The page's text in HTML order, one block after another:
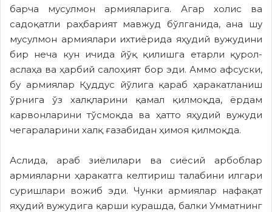
барча мусулмон армияларига. Агар холис ва
садоқатли раҳбарият мавжуд бўлганида, ана шу
мусулмон армиялари ихтиёрида яҳудий вужудини
бир неча кун ичида йўқ қилишга етарли қурол-
аслаҳа ва ҳарбий салоҳият бор эди. Аммо афсуски,
бу армиялар Қуддус йўлига қараб ҳаракатланиш
ўрнига ўз халқларини қамал қилмоқда, ёрдам
карвонларини тўсмоқда ва ҳатто яҳудий вужуди
чегараларини халқ ғазабидан ҳимоя қилмоқда.
Аслида, араб зиёлилари ва сиёсий арбоблар
армияларни ҳаракатга келтириш талабини илгари
суришлари вожиб эди. Чунки армиялар нафақат
яҳудий вужудига қарши курашда, балки Умматнинг